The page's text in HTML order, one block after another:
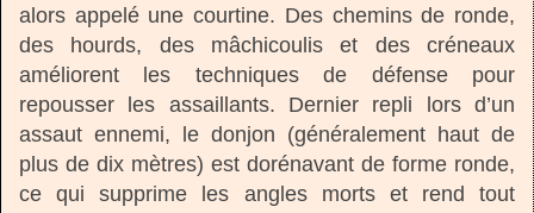
alors appelé une courtine. Des chemins de ronde,
des hourds, des mâchicoulis et des créneaux
améliorent les techniques de défense pour
repousser les assaillants. Dernier repli lors d’un
assaut ennemi, le donjon (généralement haut de
plus de dix mètres) est dorénavant de forme ronde,
ce qui supprime les angles morts et rend tout